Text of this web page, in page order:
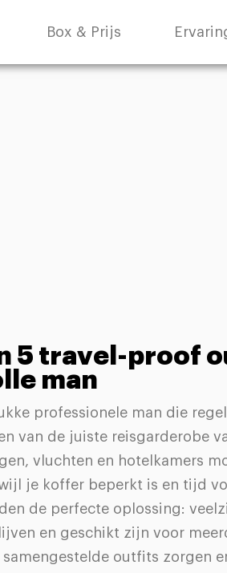
Box & Prijs
5 travel-proof
man
professionele man die
van de juiste reisgarderobe
vluchten en hotelkamers
je koffer beperkt is en tijd
de perfecte oplossing:
en geschikt zijn voor
outfits zorgen